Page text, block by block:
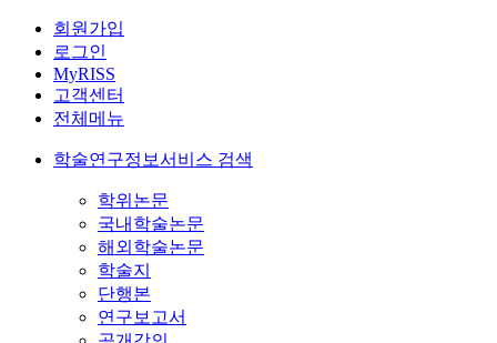
회원가입
로그인
MyRISS
고객센터
전체메뉴
학술연구정보서비스 검색
학위논문
국내학술논문
해외학술논문
학술지
단행본
연구보고서